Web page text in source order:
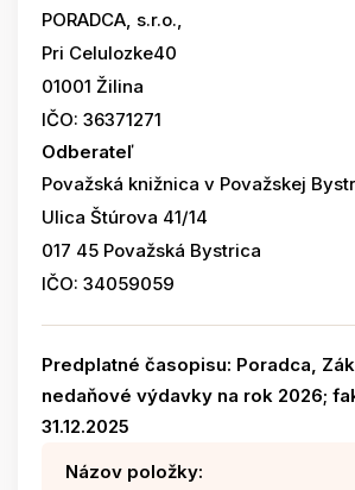
PORADCA, s.r.o.,
Pri Celulozke40
01001 Žilina
IČO: 36371271
Odberateľ
Považská knižnica v Považskej
Ulica Štúrova 41/14
017 45 Považská Bystrica
IČO: 34059059
Predplatné časopisu: Poradca,
nedaňové výdavky na rok 2026;
31.12.2025
Názov položky: